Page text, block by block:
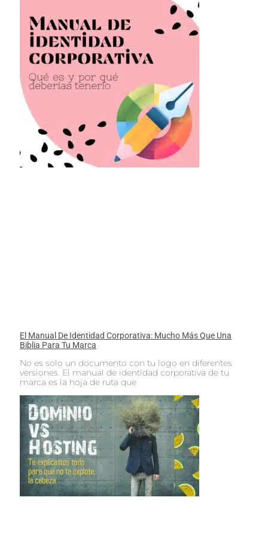
El Manual De Identidad Corporativa: Mucho Más Que Una
Biblia Para Tu Marca
No es solo un documento con tu logo en diferentes
versiones. El manual de identidad corporativa de tu
marca es la hoja de ruta que